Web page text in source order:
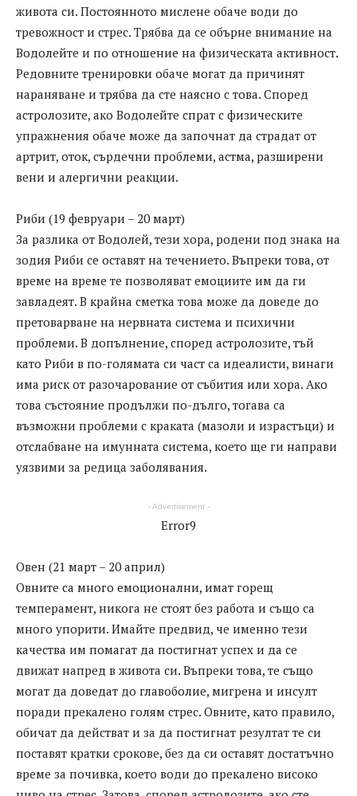
живота си. Постоянното мислене обаче води до
тревожност и стрес. Трябва да се обърне внимание на
Водолейте и по отношение на физическата активност.
Редовните тренировки обаче могат да причинят
нараняване и трябва да сте наясно с това. Според
астролозите, ако Водолейте спрат с физическите
упражнения обаче може да започнат да страдат от
артрит, оток, сърдечни проблеми, астма, разширени
вени и алергични реакции.
Риби (19 февруари – 20 март)
За разлика от Водолей, тези хора, родени под знака на
зодия Риби се оставят на течението. Въпреки това, от
време на време те позволяват емоциите им да ги
завладеят. В крайна сметка това може да доведе до
претоварване на нервната система и психични
проблеми. В допълнение, според астролозите, тъй
като Риби в по-голямата си част са идеалисти, винаги
има риск от разочарование от събития или хора. Ако
това състояние продължи по-дълго, тогава са
възможни проблеми с краката (мазоли и израстъци) и
отслабване на имунната система, което ще ги направи
уязвими за редица заболявания.
- Advertisement -
Error9
Овен (21 март – 20 април)
Овните са много емоционални, имат горещ
темперамент, никога не стоят без работа и също са
много упорити. Имайте предвид, че именно тези
качества им помагат да постигнат успех и да се
движат напред в живота си. Въпреки това, те също
могат да доведат до главоболие, мигрена и инсулт
поради прекалено голям стрес. Овните, като правило,
обичат да действат и за да постигнат резултат те си
поставят кратки срокове, без да си оставят достатъчно
време за почивка, което води до прекалено високо